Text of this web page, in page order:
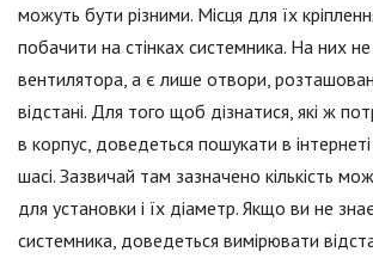
можуть бути різними. Місця для їх
побачити на стінках системника. На них не
вентилятора, а є лише отвори,
відстані. Для того щоб дізнатися, які ж
в корпус, доведеться пошукати в
шасі. Зазвичай там зазначено кількість
для установки і їх діаметр. Якщо ви не
системника, доведеться вимірювати